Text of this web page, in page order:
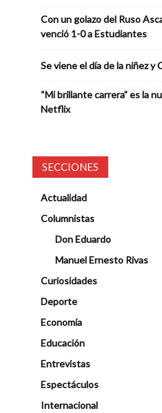
Con un golazo del Ruso
venció 1-0 a Estudiantes
Se viene el día de la niñez y
“Mi brillante carrera” es la
Netflix
SECCIONES
Actualidad
Columnistas
Don Eduardo
Manuel Ernesto Rivas
Curiosidades
Deporte
Economía
Educación
Entrevistas
Espectáculos
Internacional